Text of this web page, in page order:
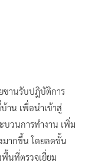
ขานรับปฎิบัติการ
าน เพื่อนำเข้าสู่
บวนการทำงาน เพิ่ม
ากขึ้น โดยลดขั้น
นที่ตรวจเยี่ยม